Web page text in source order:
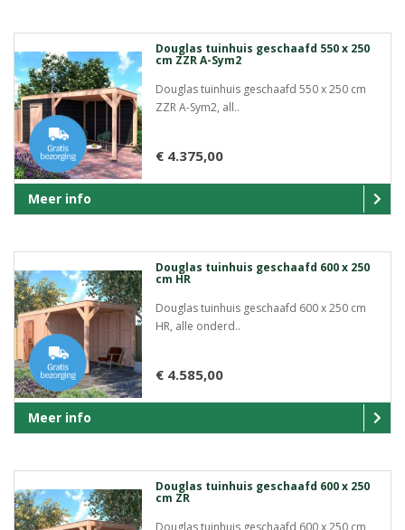
Douglas tuinhuis geschaafd 550 x 250
cm ZZR A-Sym2
Douglas tuinhuis geschaafd 550 x 250 cm
ZZR A-Sym2, all..
€ 4.375,00
Meer info
Douglas tuinhuis geschaafd 600 x 250
cm HR
Douglas tuinhuis geschaafd 600 x 250 cm
HR, alle onderd..
€ 4.585,00
Meer info
Douglas tuinhuis geschaafd 600 x 250
cm ZR